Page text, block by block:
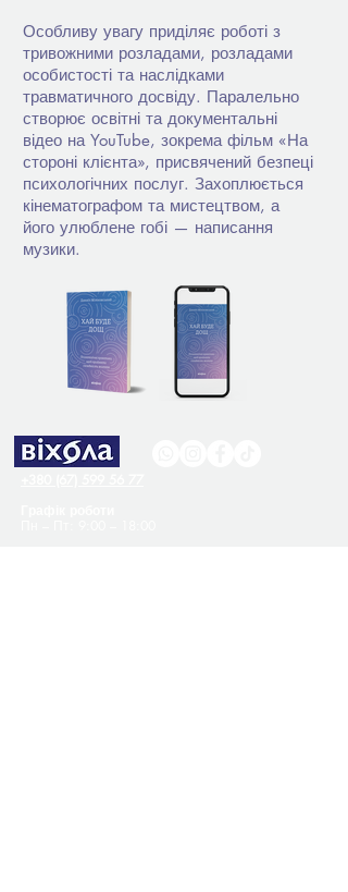
Особливу увагу приділяє роботі з
тривожними розладами, розладами
особистості та наслідками
травматичного досвіду. Паралельно
створює освітні та документальні
відео на YouTube, зокрема фільм «На
стороні клієнта», присвячений безпеці
психологічних послуг. Захоплюється
кінематографом та мистецтвом, а
його улюблене гобі — написання
музики.